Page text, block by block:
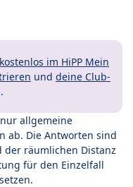
kostenlos im HiPP Mein
und deine Club-
allgemeine
ab. Die Antworten sind
räumlichen Distanz
für den Einzelfall